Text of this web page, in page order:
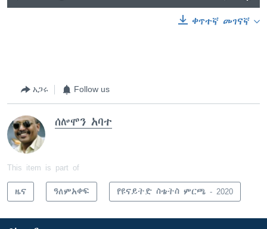
ቀጥተኛ መገናኛ
አጋሩ Follow us
ሰሎሞን አባተ
This item is part of
ዜና ዓለምአቀፍ የዩናይትድ ስቴትስ ምርጫ - 2020